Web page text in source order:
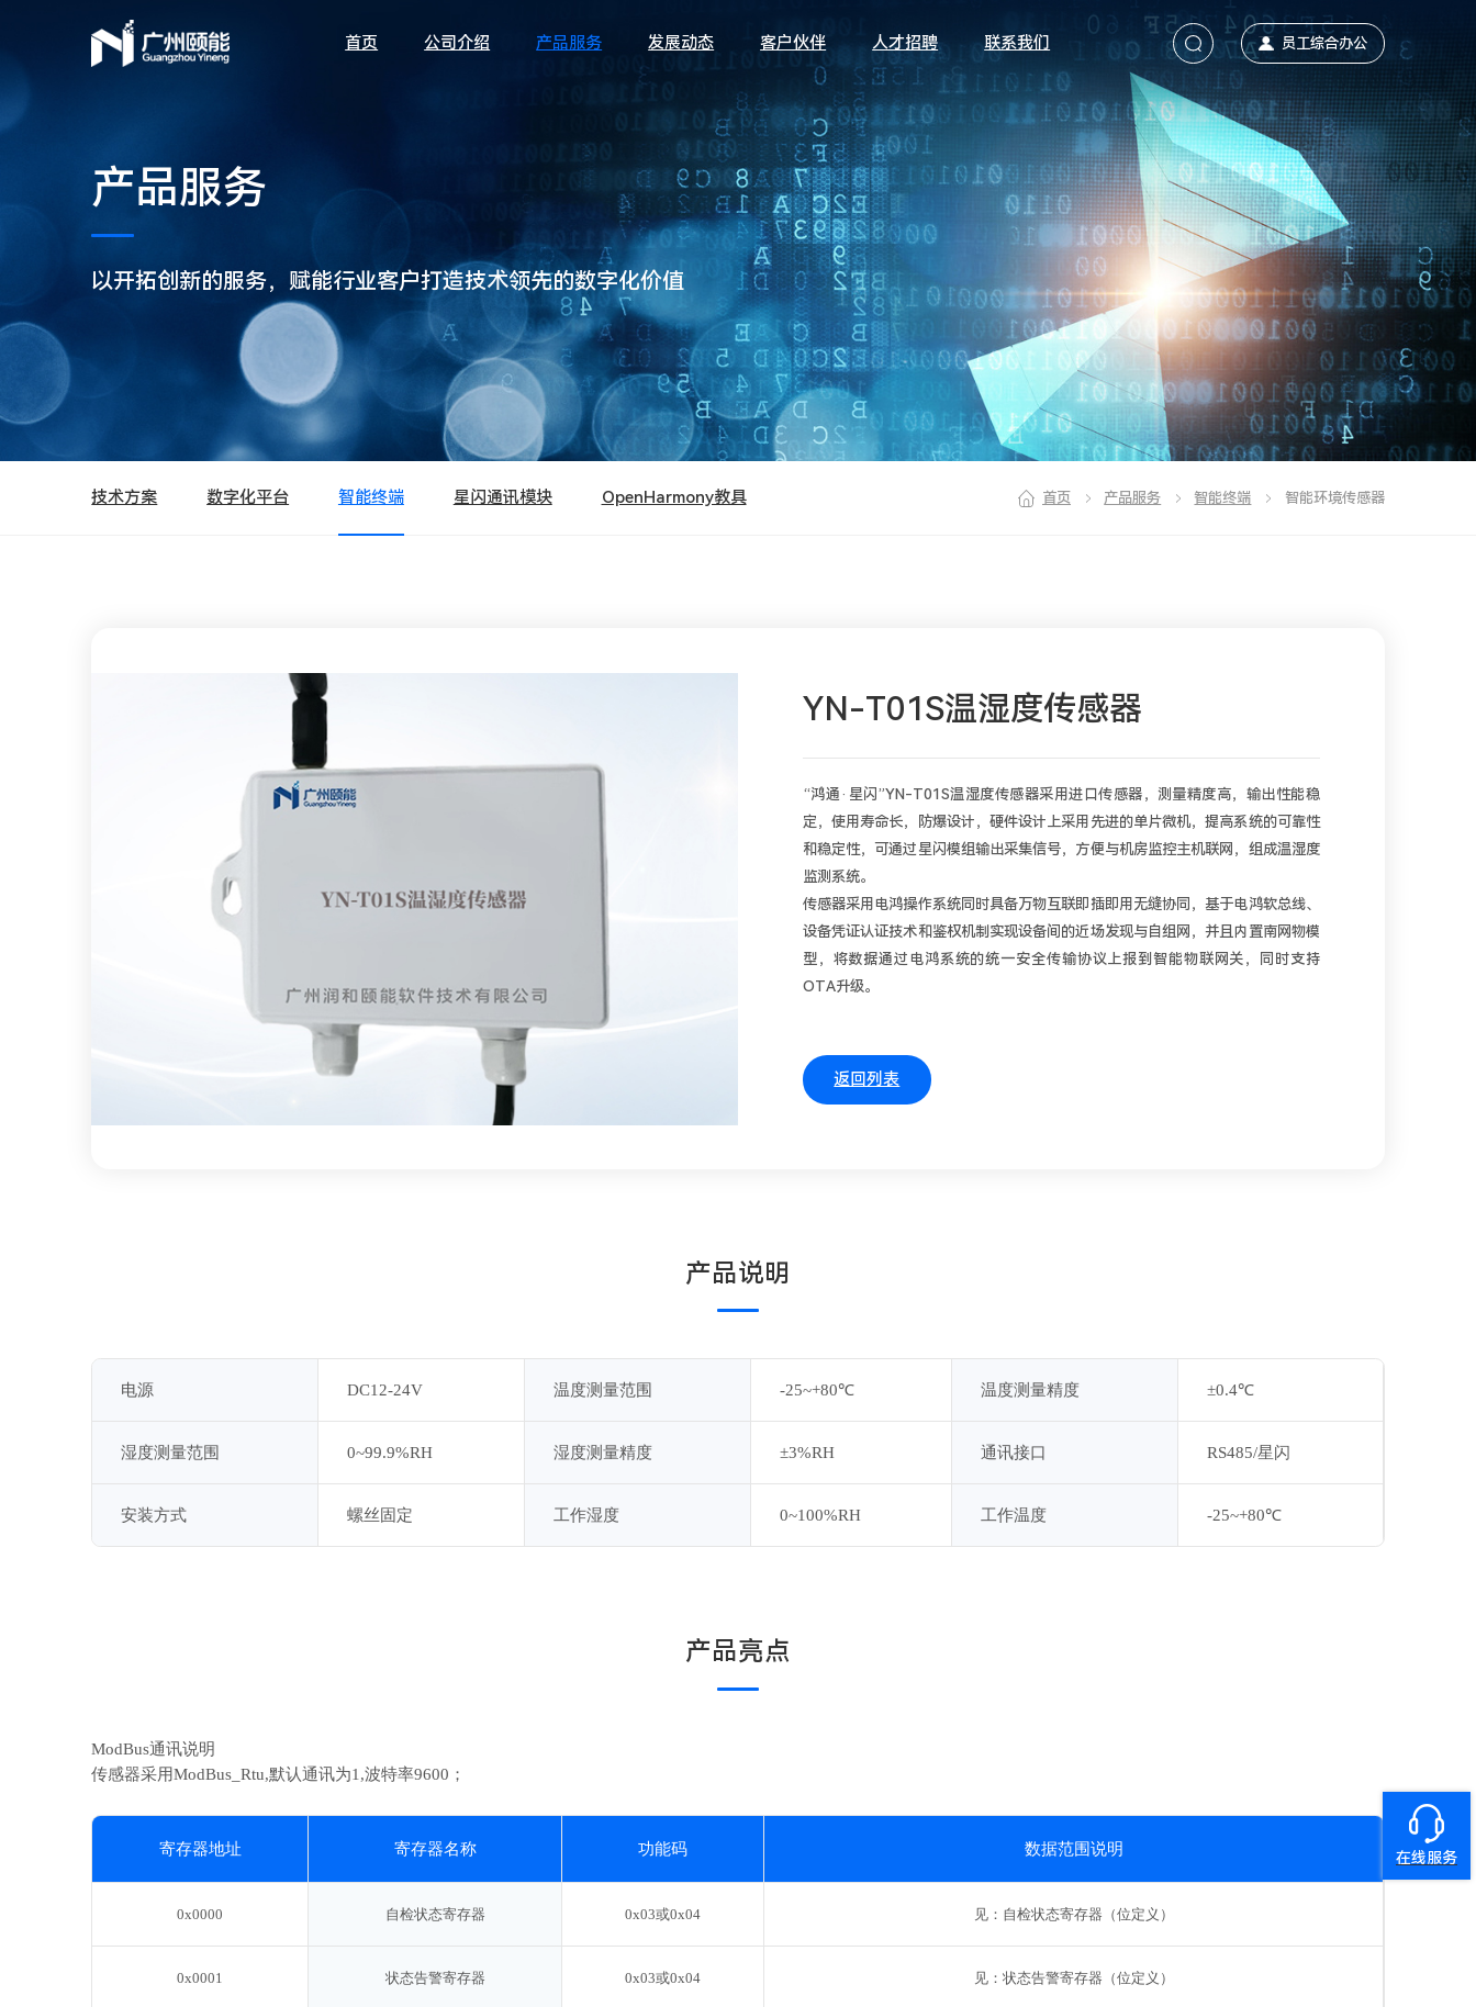
首页 公司介绍 产品服务 发展动态 客户伙伴 人才招聘 联系我们 员工综合办公
产品服务
以开拓创新的服务，赋能行业客户打造技术领先的数字化价值
技术方案 数字化平台 智能终端 星闪通讯模块 OpenHarmony教具 首页 产品服务 智能终端 智能环境传感器
YN-T01S温湿度传感器
“鸿通·星闪”YN-T01S温湿度传感器采用进口传感器，测量精度高，输出性能稳
定，使用寿命长，防爆设计，硬件设计上采用先进的单片微机，提高系统的可靠性
和稳定性，可通过星闪模组输出采集信号，方便与机房监控主机联网，组成温湿度
监测系统。
传感器采用电鸿操作系统同时具备万物互联即插即用无缝协同，基于电鸿软总线、
设备凭证认证技术和鉴权机制实现设备间的近场发现与自组网，并且内置南网物模
型，将数据通过电鸿系统的统一安全传输协议上报到智能物联网关，同时支持
OTA升级。
返回列表
产品说明
电源 DC12-24V 温度测量范围 -25~+80℃ 温度测量精度 ±0.4℃
湿度测量范围 0~99.9%RH 湿度测量精度 ±3%RH 通讯接口 RS485/星闪
安装方式 螺丝固定 工作湿度 0~100%RH 工作温度 -25~+80℃
产品亮点
ModBus通讯说明
传感器采用ModBus_Rtu,默认通讯为1,波特率9600；
寄存器地址 寄存器名称 功能码 数据范围说明
0x0000 自检状态寄存器 0x03或0x04 见：自检状态寄存器（位定义）
0x0001 状态告警寄存器 0x03或0x04 见：状态告警寄存器（位定义）
在线服务